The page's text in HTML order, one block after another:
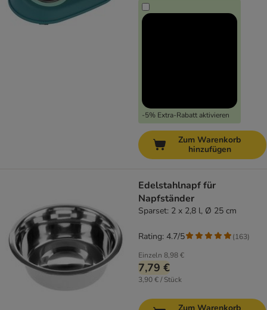
-5% Extra-Rabatt aktivieren
Zum Warenkorb
hinzufügen
Edelstahlnapf für
Napfständer
Sparset: 2 x 2,8 l, Ø 25 cm
Einzeln 8,98 €
7,79 €
3,90 € / Stück
Rating: 4.7/5 (163)